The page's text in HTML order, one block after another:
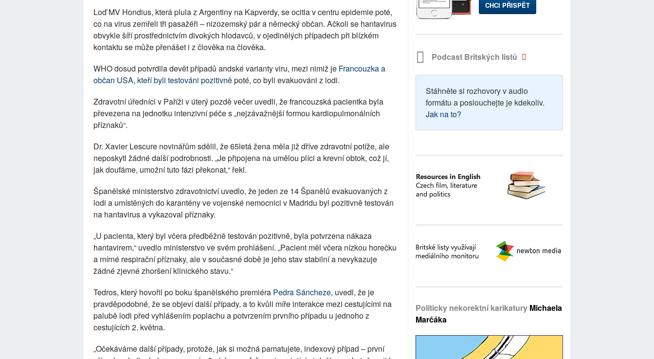
Loď MV Hondius, která plula z Argentiny na Kapverdy, se ocitla v centru epidemie poté,
co na virus zemřeli tři pasažéři – nizozemský pár a německý občan. Ačkoli se hantavirus
obvykle šíří prostřednictvím divokých hlodavců, v ojedinělých případech při blízkém
kontaktu se může přenášet i z člověka na člověka.
WHO dosud potvrdila devět případů andské varianty viru, mezi nimiž je Francouzka a
občan USA, kteří byli testováni pozitivněpoté, co byli evakuováni z lodi.
Zdravotní úředníci v Paříži v úterý pozdě večer uvedli, že francouzská pacientka byla
převezena na jednotku intenzivní péče s „nejzávažnější formou kardiopulmonálních
příznaků“.
Dr. Xavier Lescure novinářům sdělil, že 65letá žena měla již dříve zdravotní potíže, ale
neposkytl žádné další podrobnosti. „Je připojena na umělou plíci a krevní obtok, což jí,
jak doufáme, umožní tuto fázi překonat,“ řekl.
Španělské ministerstvo zdravotnictví uvedlo, že jeden ze 14 Španělů evakuovaných z
lodi a umístěných do karantény ve vojenské nemocnici v Madridu byl pozitivně testován
na hantavirus a vykazoval příznaky.
„U pacienta, který byl včera předběžně testován pozitivně, byla potvrzena nákaza
hantavirem,“ uvedlo ministerstvo ve svém prohlášení. „Pacient měl včera nízkou horečku
a mírné respirační příznaky, ale v současné době je jeho stav stabilní a nevykazuje
žádné zjevné zhoršení klinického stavu.“
Tedros, který hovořil po boku španělského premiéra Pedra Sáncheze, uvedl, že je
pravděpodobné, že se objeví další případy, a to kvůli míře interakce mezi cestujícími na
palubě lodi před vyhlášením poplachu a potvrzením prvního případu u jednoho z
cestujících 2. května.
„Očekáváme další případy, protože, jak si možná pamatujete, indexový případ – první
CHCI PŘISPĚT
Podcast Britských listů
Stáhněte si rozhovory v audio
formátu a poslouchejte je kdekoliv.
Jak na to?
Politicky nekorektní karikatury Michaela
Marčáka